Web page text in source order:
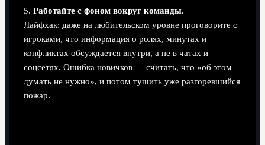
5. Работайте с фоном вокруг команды.
Лайфхак: даже на любительском уровне проговорите с
игроками, что информация о ролях, минутах и
конфликтах обсуждается внутри, а не в чатах и
соцсетях. Ошибка новичков — считать, что «об этом
думать не нужно», и потом тушить уже разгоревшийся
пожар.